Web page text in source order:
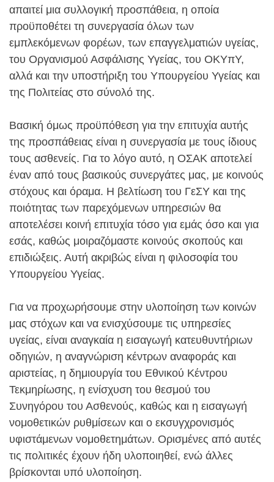
απαιτεί μια συλλογική προσπάθεια, η οποία
προϋποθέτει τη συνεργασία όλων των
εμπλεκόμενων φορέων, των επαγγελματιών υγείας,
του Οργανισμού Ασφάλισης Υγείας, του ΟΚΥπΥ,
αλλά και την υποστήριξη του Υπουργείου Υγείας και
της Πολιτείας στο σύνολό της.
Βασική όμως προϋπόθεση για την επιτυχία αυτής
της προσπάθειας είναι η συνεργασία με τους ίδιους
τους ασθενείς. Για το λόγο αυτό, η ΟΣΑΚ αποτελεί
έναν από τους βασικούς συνεργάτες μας, με κοινούς
στόχους και όραμα. Η βελτίωση του ΓεΣΥ και της
ποιότητας των παρεχόμενων υπηρεσιών θα
αποτελέσει κοινή επιτυχία τόσο για εμάς όσο και για
εσάς, καθώς μοιραζόμαστε κοινούς σκοπούς και
επιδιώξεις. Αυτή ακριβώς είναι η φιλοσοφία του
Υπουργείου Υγείας.
Για να προχωρήσουμε στην υλοποίηση των κοινών
μας στόχων και να ενισχύσουμε τις υπηρεσίες
υγείας, είναι αναγκαία η εισαγωγή κατευθυντήριων
οδηγιών, η αναγνώριση κέντρων αναφοράς και
αριστείας, η δημιουργία του Εθνικού Κέντρου
Τεκμηρίωσης, η ενίσχυση του θεσμού του
Συνηγόρου του Ασθενούς, καθώς και η εισαγωγή
νομοθετικών ρυθμίσεων και ο εκσυγχρονισμός
υφιστάμενων νομοθετημάτων. Ορισμένες από αυτές
τις πολιτικές έχουν ήδη υλοποιηθεί, ενώ άλλες
βρίσκονται υπό υλοποίηση.